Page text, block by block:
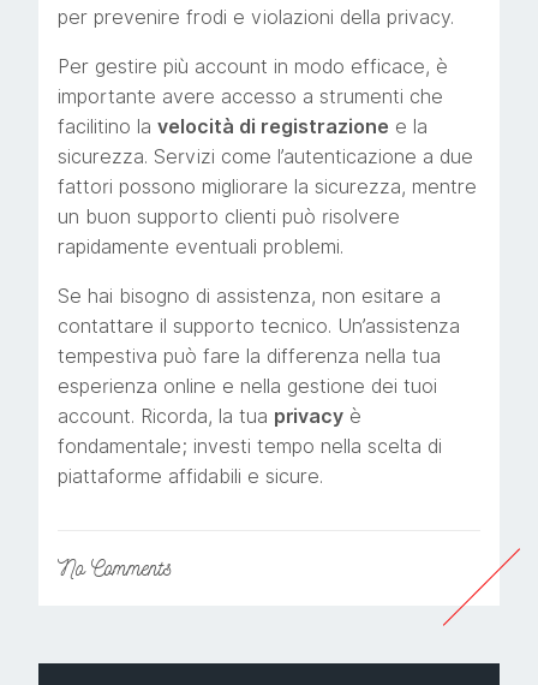
per prevenire frodi e violazioni della privacy.
Per gestire più account in modo efficace, è
importante avere accesso a strumenti che
facilitino la velocità di registrazione e la
sicurezza. Servizi come l’autenticazione a due
fattori possono migliorare la sicurezza, mentre
un buon supporto clienti può risolvere
rapidamente eventuali problemi.
Se hai bisogno di assistenza, non esitare a
contattare il supporto tecnico. Un’assistenza
tempestiva può fare la differenza nella tua
esperienza online e nella gestione dei tuoi
account. Ricorda, la tua privacy è
fondamentale; investi tempo nella scelta di
piattaforme affidabili e sicure.
NoComments